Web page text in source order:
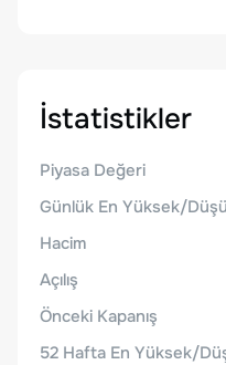
İstatistikler
Piyasa Değeri
Günlük En Yüksek/
Hacim
Açılış
Önceki Kapanış
52 Hafta En Yüksek/